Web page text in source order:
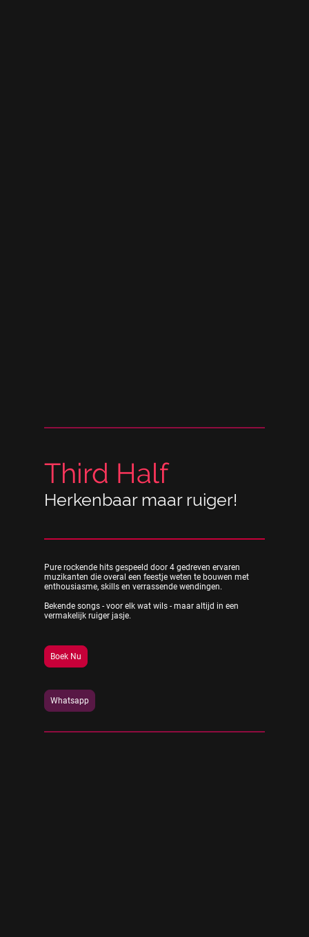
Third Half
Herkenbaar maar ruiger!
Pure rockende hits gespeeld door 4 gedreven ervaren
muzikanten die overal een feestje weten te bouwen met
enthousiasme, skills en verrassende wendingen.
Bekende songs - voor elk wat wils - maar altijd in een
vermakelijk ruiger jasje.
Boek Nu
Whatsapp